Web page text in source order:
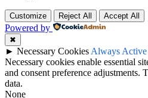
Customize Reject All Accept All
Powered by
✖
► Necessary Cookies Always Active
Necessary cookies enable essential
and consent preference adjustments.
data.
None